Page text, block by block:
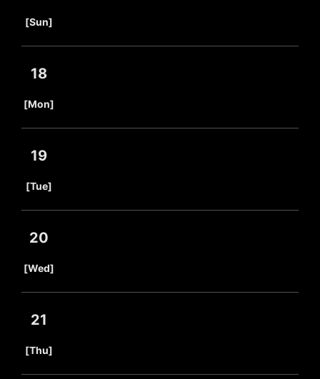
[Sun]
18
[Mon]
19
[Tue]
20
[Wed]
21
[Thu]